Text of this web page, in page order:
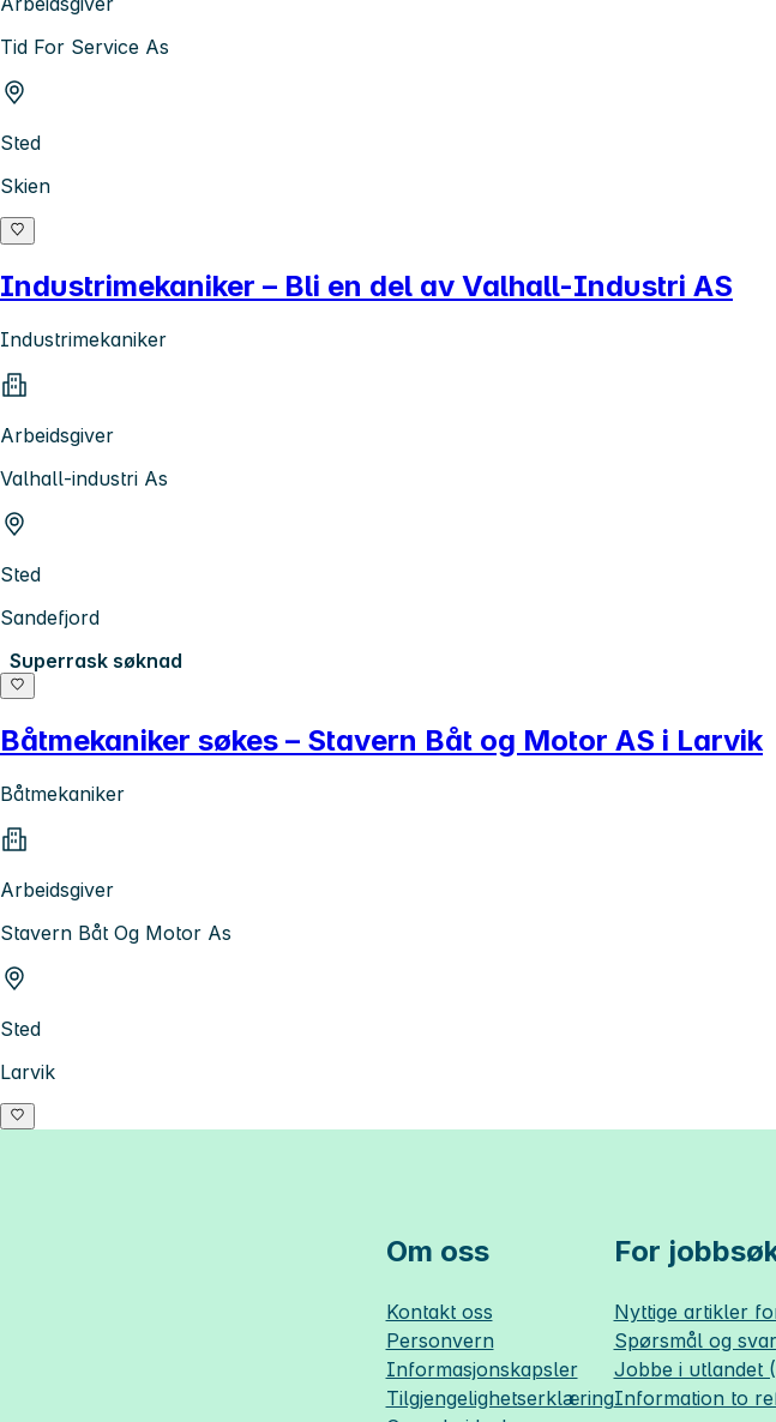
Tid For Service As
Sted
Skien
Industrimekaniker – Bli en del av Valhall-Industri AS
Industrimekaniker
Arbeidsgiver
Valhall-industri As
Sted
Sandefjord
Superrask søknad
Båtmekaniker søkes – Stavern Båt og Motor AS i Larvik
Båtmekaniker
Arbeidsgiver
Stavern Båt Og Motor As
Sted
Larvik
Om oss
Kontakt oss
Personvern
Informasjonskapsler
Tilgjengelighetserklæring
For
Nyttige artikler
Spørsmål og svar
Jobbe i utlandet
Information to